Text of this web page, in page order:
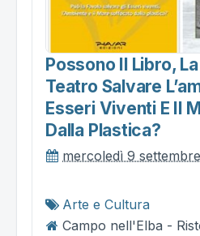
Possono Il Libro, La
Teatro Salvare
Esseri Viventi E Il
Dalla Plastica?
mercoledì 9
Arte e Cultura
Campo nell'Elba -